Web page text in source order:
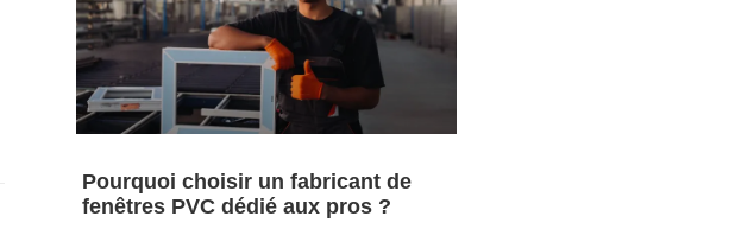
Pourquoi choisir un fabricant de
fenêtres PVC dédié aux pros ?